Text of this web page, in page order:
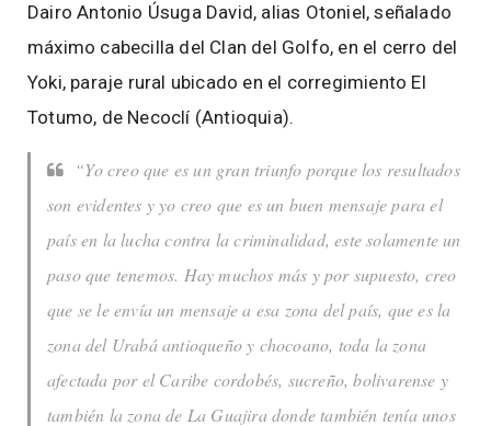
Dairo Antonio Úsuga David, alias Otoniel, señalado
máximo cabecilla del Clan del Golfo, en el cerro del
Yoki, paraje rural ubicado en el corregimiento El
Totumo, de Necoclí (Antioquia).
“Yo creo que es un gran triunfo porque los resultados
son evidentes y yo creo que es un buen mensaje para el
país en la lucha contra la criminalidad, este solamente un
paso que tenemos. Hay muchos más y por supuesto, creo
que se le envía un mensaje a esa zona del país, que es la
zona del Urabá antioqueño y chocoano, toda la zona
afectada por el Caribe cordobés, sucreño, bolivarense y
también la zona de La Guajira donde también tenía unos